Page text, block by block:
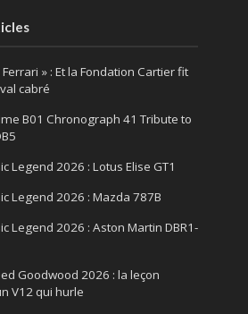
» : Et la Fondation Cartier fit
cabré
B01 Chronograph 41 Tribute to
Legend 2026 : Lotus Elise GT1
Legend 2026 : Mazda 787B
Legend 2026 : Aston Martin DBR1-
Goodwood 2026 : la leçon
V12 qui hurle